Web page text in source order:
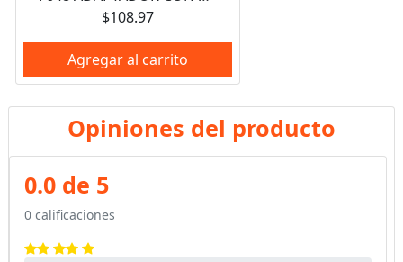
$108.97
Agregar al carrito
Opiniones del producto
0.0 de 5
0 calificaciones